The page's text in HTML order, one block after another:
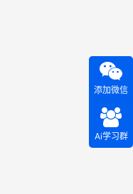
添加微信
Ai学习群